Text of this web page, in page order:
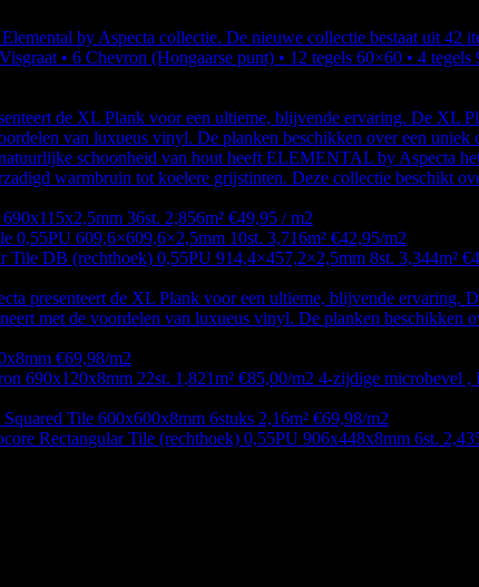
by Aspecta collectie. De nieuwe collectie bestaat uit
• 6 Chevron (Hongaarse punt) • 12 tegels 60×60 • 4 tegels
de XL Plank voor een ultieme, blijvende ervaring. De XL
van luxueus vinyl. De planken beschikken over een uniek
schoonheid van hout heeft ELEMENTAL by Aspecta
warmbruin tot koelere grijstinten. Deze collectie beschikt
36st. 2,856m² €49,95 / m2
0,55PU 609,6×609,6×2,5mm 10st. 3,716m² €42,95/m2
Tile DB (rechthoek) 0,55PU 914,4×457,2×2,5mm 8st. 3,344m²
presenteert de XL Plank voor een ultieme, blijvende ervaring.
met de voordelen van luxueus vinyl. De planken beschikken
€69,98/m2
690x120x8mm 22st. 1,821m² €85,00/m2 4-zijdige
Tile 600x600x8mm 6stuks 2,16m² €69,98/m2
Rectangular Tile (rechthoek) 0,55PU 906x448x8mm 6st.